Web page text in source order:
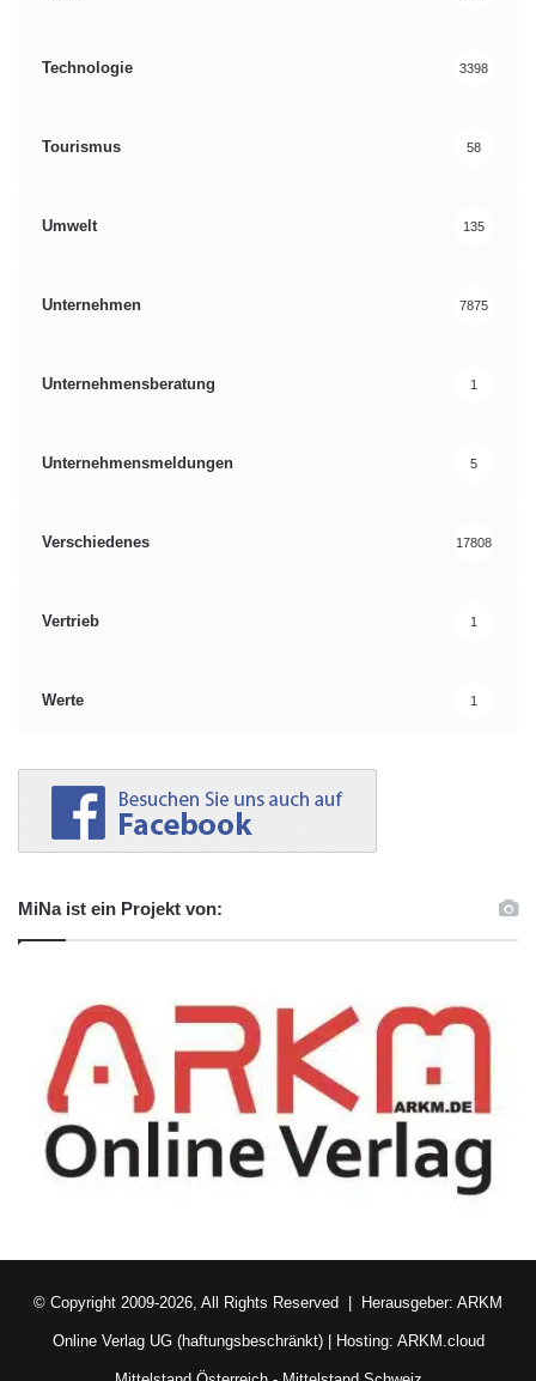
Technologie 3398
Tourismus 58
Umwelt 135
Unternehmen 7875
Unternehmensberatung 1
Unternehmensmeldungen 5
Verschiedenes 17808
Vertrieb 1
Werte 1
MiNa ist ein Projekt von:
© Copyright 2009-2026, All Rights Reserved | Herausgeber: ARKM
Online Verlag UG (haftungsbeschränkt)| Hosting: ARKM.cloud